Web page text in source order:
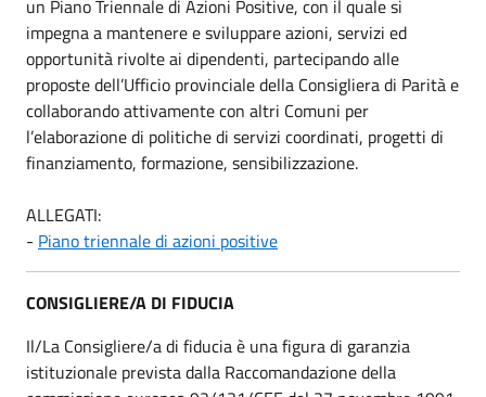
un Piano Triennale di Azioni Positive, con il quale si
impegna a mantenere e sviluppare azioni, servizi ed
opportunità rivolte ai dipendenti, partecipando alle
proposte dell’Ufficio provinciale della Consigliera di Parità e
collaborando attivamente con altri Comuni per
l’elaborazione di politiche di servizi coordinati, progetti di
finanziamento, formazione, sensibilizzazione.
ALLEGATI:
- Piano triennale di azioni positive
CONSIGLIERE/A DI FIDUCIA
Il/La Consigliere/a di fiducia è una figura di garanzia
istituzionale prevista dalla Raccomandazione della